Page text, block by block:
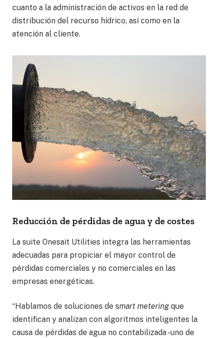
cuanto a la administración de activos en la red de
distribución del recurso hídrico, así como en la
atención al cliente.
Reducción de pérdidas de agua y de costes
La suite Onesait Utilities integra las herramientas
adecuadas para propiciar el mayor control de
pérdidas comerciales y no comerciales en las
empresas energéticas.
“Hablamos de soluciones de smart meteringque
identifican y analizan con algoritmos inteligentes la
causa de pérdidas de agua no contabilizada -uno de